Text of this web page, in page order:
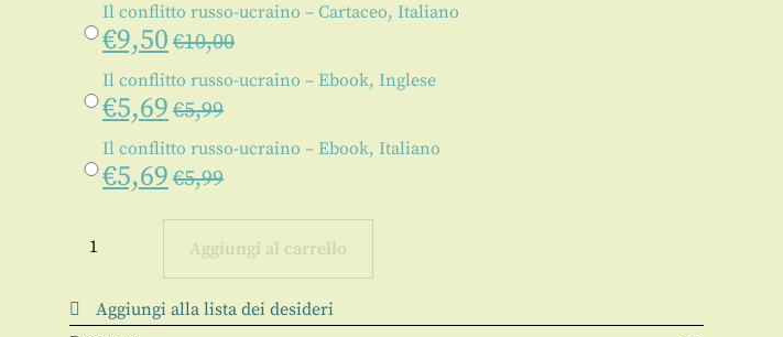
Il conflitto russo-ucraino – Cartaceo, Italiano
€9,50 €10,00
Il conflitto russo-ucraino – Ebook, Inglese
€5,69 €5,99
Il conflitto russo-ucraino – Ebook, Italiano
€5,69 €5,99
conflitto
quantità
Aggiungi al carrello
Aggiungi alla lista dei desideri